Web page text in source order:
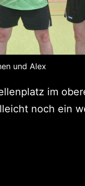
und Alex
im
noch ein